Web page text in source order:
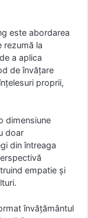
este abordarea
rezumă la
a aplica
de învățare
proprii,
dimensiune
doar
din întreaga
empatie și
învățământul